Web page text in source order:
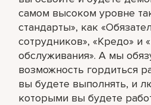
самом высоком уровне
стандарты», как
сотрудников», «Кредо» и
обслуживания». А мы
возможность гордиться
вы будете выполнять, и
которыми вы будете